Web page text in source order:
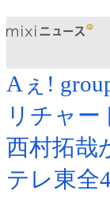
Aぇ!
リチャー
西村拓哉
テレ東全